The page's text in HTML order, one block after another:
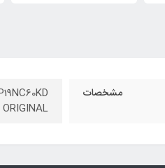
مشخصات
ORIGINAL